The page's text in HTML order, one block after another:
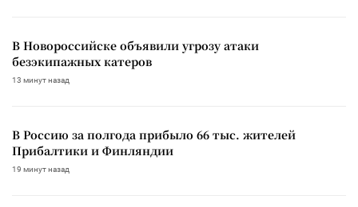
В Новороссийске объявили угрозу атаки
безэкипажных катеров
13 минут назад
В Россию за полгода прибыло 66 тыс. жителей
Прибалтики и Финляндии
19 минут назад